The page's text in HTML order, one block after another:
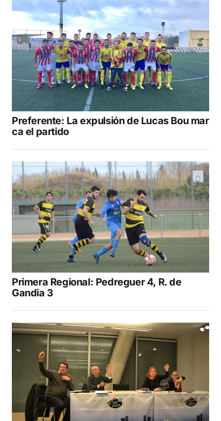
Preferente: La expulsión de Lucas Bou mar
ca el partido
Primera Regional: Pedreguer 4, R. de
Gandia 3